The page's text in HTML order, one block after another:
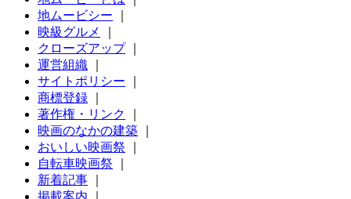
地ムービシー
映級グルメ
クローズアップ｜
運営組織
サイトポリシー
商標登録
著作権・リンク
映画のなかの建築
おいしい映画祭
自転車映画祭
新着記事
掲載案内